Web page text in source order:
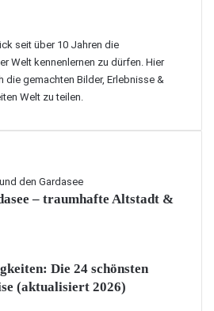
seit über 10 Jahren die
Welt kennenlernen zu dürfen. Hier
die gemachten Bilder, Erlebnisse &
Welt zu teilen.
– traumhafte Altstadt &
Die 24 schönsten
(aktualisiert 2026)